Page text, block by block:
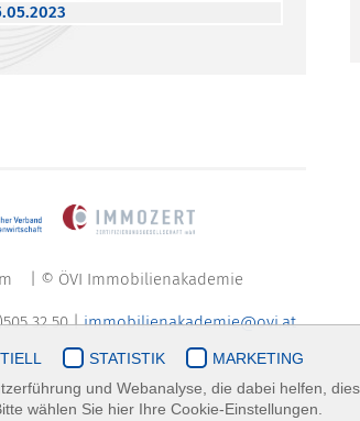
| © ÖVI Immobilienakademie
32 50 |immobilienakademie@ovi.at
STATISTIK
MARKETING
und Webanalyse, die dabei helfen,
wählen Sie hier Ihre Cookie-Einstellungen.